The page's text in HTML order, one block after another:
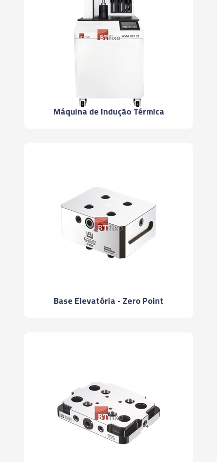
Máquina de Indução Térmica
Base Elevatória - Zero Point